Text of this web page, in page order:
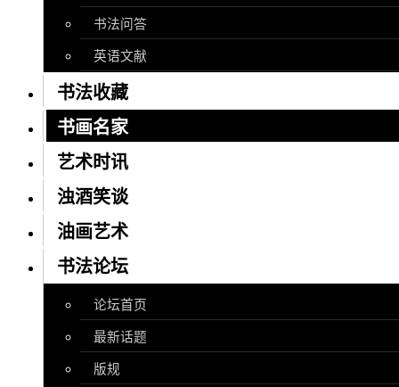
书法问答
英语文献
书法收藏
书画名家
艺术时讯
浊酒笑谈
油画艺术
书法论坛
论坛首页
最新话题
版规